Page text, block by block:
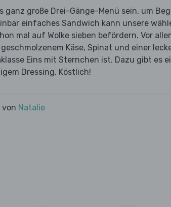
ganz große Drei-Gänge-Menü sein, um
einfaches Sandwich kann unsere
mal auf Wolke sieben befördern. Vor
Käse, Spinat und einer
Eins mit Sternchen ist. Dazu gibt es
Dressing. Köstlich!
von Natalie